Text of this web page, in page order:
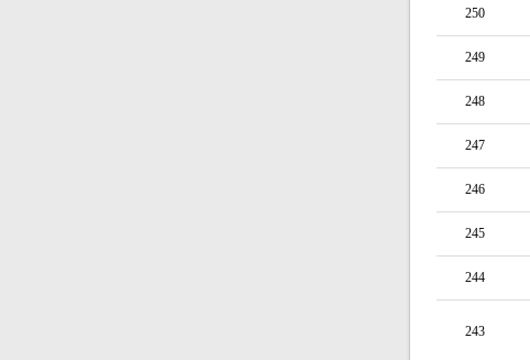
250
249
248
247
246
245
244
243